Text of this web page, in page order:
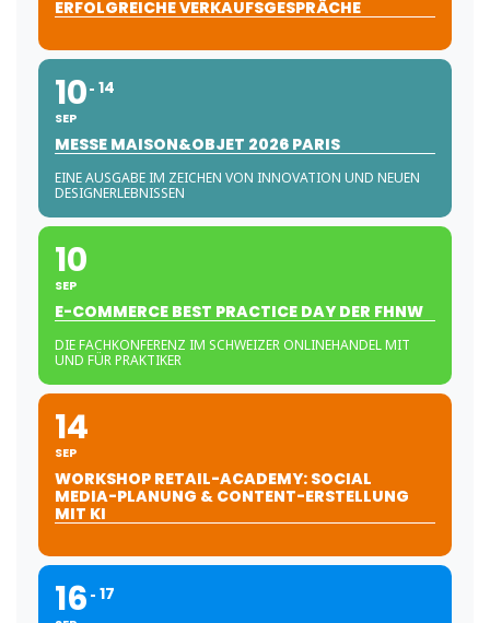
ERFOLGREICHE VERKAUFSGESPRÄCHE
10
SEP
14
MESSE MAISON&OBJET 2026 PARIS
EINE AUSGABE IM ZEICHEN VON INNOVATION UND NEUEN
DESIGNERLEBNISSEN
10
SEP
E-COMMERCE BEST PRACTICE DAY DER FHNW
DIE FACHKONFERENZ IM SCHWEIZER ONLINEHANDEL MIT
UND FÜR PRAKTIKER
14
SEP
WORKSHOP RETAIL-ACADEMY: SOCIAL
MEDIA-PLANUNG & CONTENT-ERSTELLUNG
MIT KI
16 17